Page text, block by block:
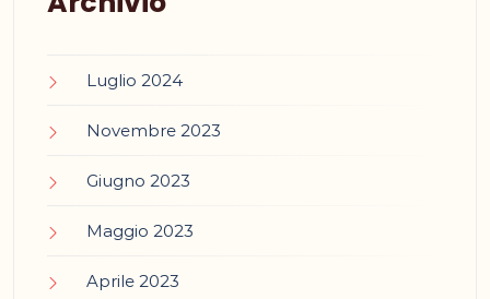
Luglio 2024
Novembre 2023
Giugno 2023
Maggio 2023
Aprile 2023